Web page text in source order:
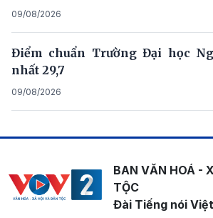
09/08/2026
Điểm chuẩn Trường Đại học
nhất 29,7
09/08/2026
BAN VĂN HOÁ -
TỘC
Đài Tiếng nói